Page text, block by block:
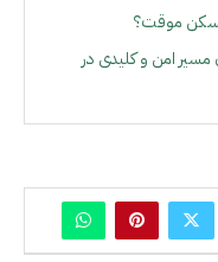
موقت؟
مسیر امن و کلیدی در